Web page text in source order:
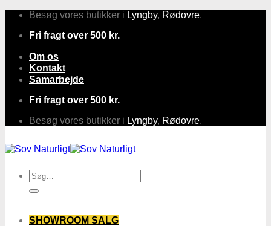
Fortsæt
indhold
Besøg vores butikker i Lyngby, Rødovre.
Fri fragt over 500 kr.
Om os
Kontakt
Samarbejde
Fri fragt over 500 kr.
Besøg vores butikker i Lyngby, Rødovre.
Søg
efter:
SHOWROOM SALG